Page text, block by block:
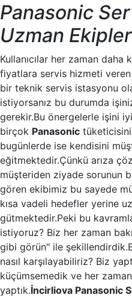
Panasonic
Uzman
Kullanıcılar her zaman daha
fiyatlara servis hizmeti
bir teknik servis istasyonu
istiyorsanız bu durumda
gerekir.Bu önergelerle işini
birçok Panasonic
bugünlerde ise kendisini
eğitmektedir.Çünkü arıza
müşteriden ziyade sorunun
gören ekibimiz bu sayede
kısa vadeli hedefler yerine
gütmektedir.Peki bu
istiyoruz? Biz her zaman
gibi görün" ile
nasıl karşılayabiliriz? Biz
küçümsemedik ve her
yaptık.İncirliova Panasonic